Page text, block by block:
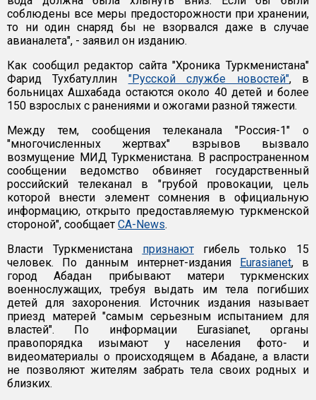
соблюдены все меры предосторожности при хранении,
то ни один снаряд бы не взорвался даже в случае
авианалета", - заявил он изданию.
Как сообщил редактор сайта "Хроника Туркменистана"
Фарид Тухбатуллин "Русской службе новостей", в
больницах Ашхабада остаются около 40 детей и более
150 взрослых с ранениями и ожогами разной тяжести.
Между тем, сообщения телеканала "Россия-1" о
"многочисленных жертвах" взрывов вызвало
возмущение МИД Туркменистана. В распространенном
сообщении ведомство обвиняет государственный
российский телеканал в "грубой провокации, цель
которой внести элемент сомнения в официальную
информацию, открыто предоставляемую туркменской
стороной", сообщает CA-News.
Власти Туркменистана признаютгибель только 15
человек. По данным интернет-издания Eurasianet, в
город Абадан прибывают матери туркменских
военнослужащих, требуя выдать им тела погибших
детей для захоронения. Источник издания называет
приезд матерей "самым серьезным испытанием для
властей". По информации Eurasianet, органы
правопорядка изымают у населения фото- и
видеоматериалы о происходящем в Абадане, а власти
не позволяют жителям забрать тела своих родных и
близких.